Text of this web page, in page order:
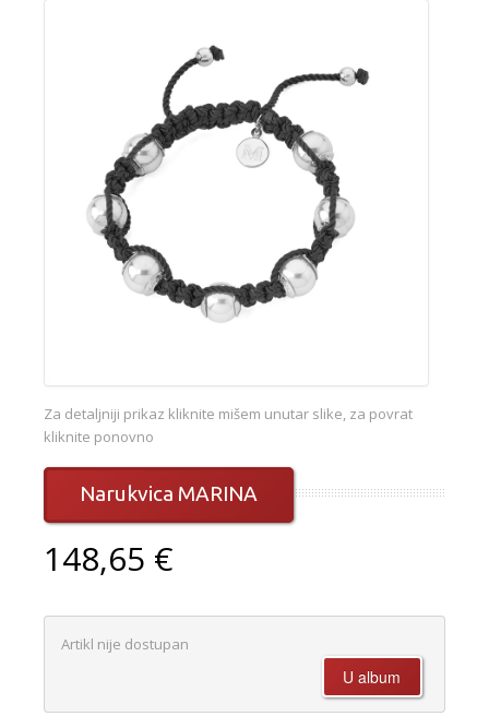
Za detaljniji prikaz kliknite mišem unutar slike, za povrat
kliknite ponovno
Narukvica MARINA
148,65 €
Artikl nije dostupan